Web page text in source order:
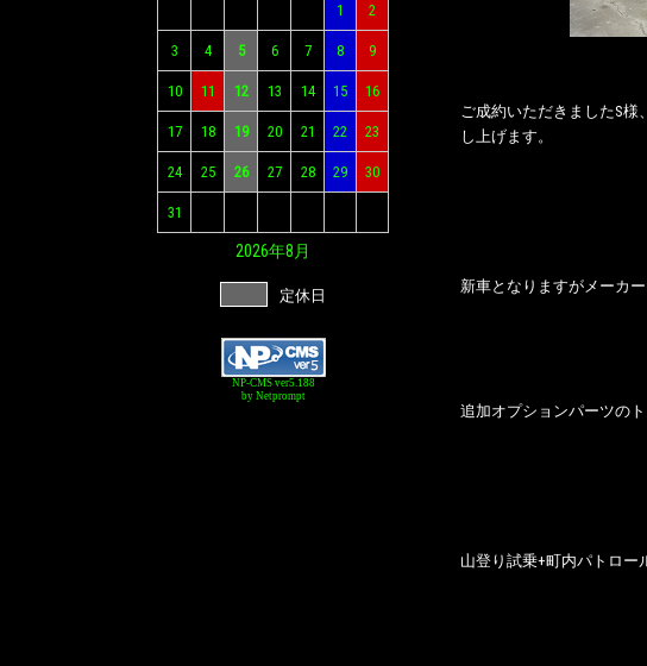
1 2
3 4 5 6 7 8 9
10 11 12 13 14 15 16
17 18 19 20 21 22 23
24 25 26 27 28 29 30
31
2026年8月
定休日
NP-CMS ver5.188
by Netprompt
ご成約いただきましたS
し上げます。
新車となりますがメーカ
追加オプションパーツの
山登り試乗+町内パトロー